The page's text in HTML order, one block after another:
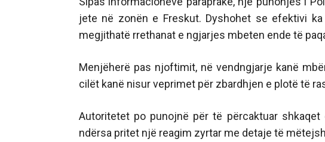
jete në zonën e Freskut. Dyshohet se efektivi
megjithatë rrethanat e ngjarjes mbeten ende të
Menjëherë pas njoftimit, në vendngjarje kanë
cilët kanë nisur veprimet për zbardhjen e plotë të
Autoritetet po punojnë për të përcaktuar
ndërsa pritet një reagim zyrtar me detaje të